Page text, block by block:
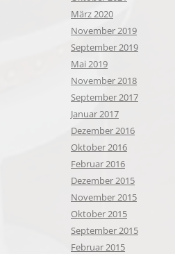
März 2020
November 2019
September 2019
Mai 2019
November 2018
September 2017
Januar 2017
Dezember 2016
Oktober 2016
Februar 2016
Dezember 2015
November 2015
Oktober 2015
September 2015
Februar 2015